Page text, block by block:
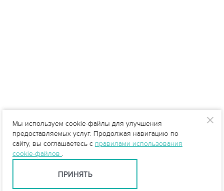
Мы используем cookie-файлы для улучшения
предоставляемых услуг. Продолжая навигацию по
сайту, вы соглашаетесь с правилами использования
cookie-файлов .
ПРИНЯТЬ